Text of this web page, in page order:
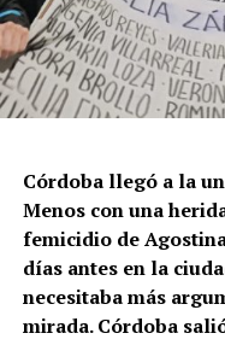
Córdoba llegó a la
Menos con una
femicidio de
días antes en la
necesitaba más
mirada. Córdoba